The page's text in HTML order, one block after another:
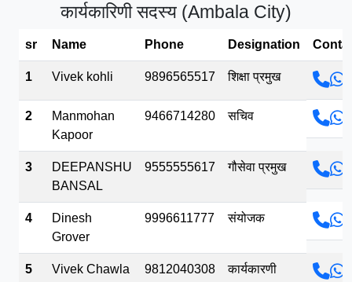
सपरहट शयम भजन - जय जय शयम जय जय शयम
भव.mp3
कार्यकारिणी सदस्य (Ambala City)
sr Name Phone Designation
1 Vivek kohli 9896565517 शिक्षा प्रमुख
2
Manmohan
Kapoor
9466714280 सचिव
3
DEEPANSHU
BANSAL
9555555617 गौसेवा प्रमुख
4
Dinesh
Grover
9996611777 संयोजक
5 Vivek Chawla 9812040308
कार्यकारणी